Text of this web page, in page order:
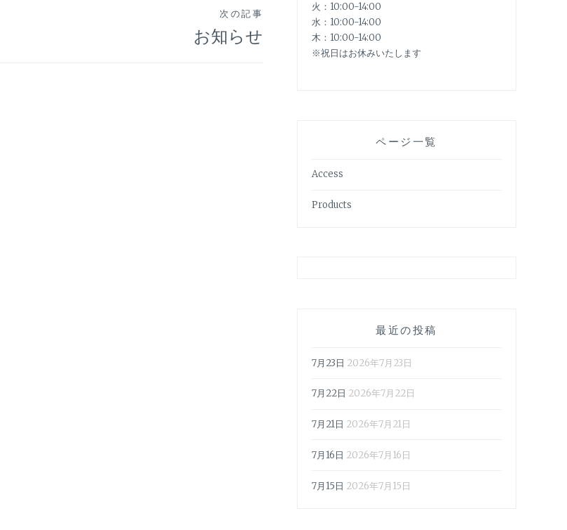
次の記事
お知らせ
火：10:00-14:00
水：10:00-14:00
木：10:00-14:00
※祝日はお休みいたします
ページ一覧
Access
Products
最近の投稿
7月23日 2026年7月23日
7月22日 2026年7月22日
7月21日 2026年7月21日
7月16日 2026年7月16日
7月15日 2026年7月15日